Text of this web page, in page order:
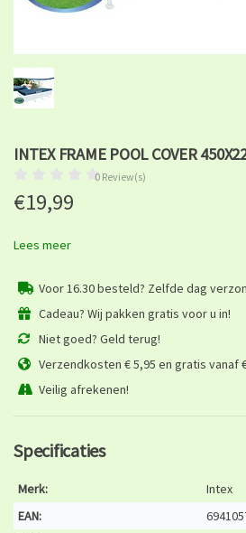
INTEX FRAME POOL COVER
0 Review(s)
€19,99
Lees meer
Voor 16.30 besteld? Zelfde dag
Cadeau? Wij pakken gratis voor u in!
Niet goed? Geld terug!
Verzendkosten € 5,95 en gratis vanaf
Veilig afrekenen!
Specificaties
Merk:
Intex
EAN: